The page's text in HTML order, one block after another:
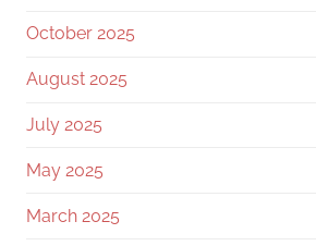
October 2025
August 2025
July 2025
May 2025
March 2025